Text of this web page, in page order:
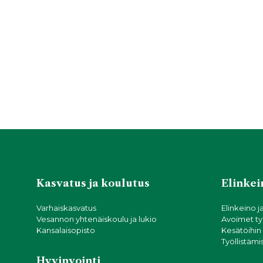
Kasvatus ja koulutus
Varhaiskasvatus
Vesannon yhtenäiskoulu ja lukio
Kansalaisopisto
Elinkeino
Avoimet
Kesätöihin